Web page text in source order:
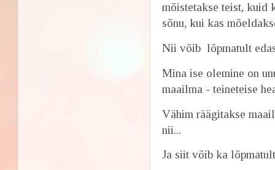
mõistetakse teist, kuid
sõnu, kui kas
Nii võib lõpmatult
Mina ise olemine on
maailma - teineteise
Vähim räägitakse
nii...
Ja siit võib ka